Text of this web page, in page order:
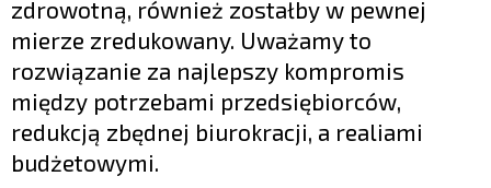
zdrowotną, również zostałby w pewnej
mierze zredukowany. Uważamy to
rozwiązanie za najlepszy kompromis
między potrzebami przedsiębiorców,
redukcją zbędnej biurokracji, a realiami
budżetowymi.